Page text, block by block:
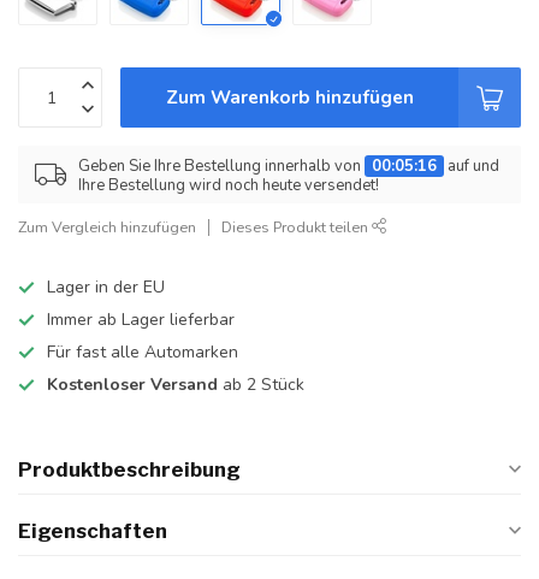
Zum Warenkorb hinzufügen
Geben Sie Ihre Bestellung innerhalb von 00:05:16 auf und
Ihre Bestellung wird noch heute versendet!
Zum Vergleich hinzufügen Dieses Produkt teilen
Lager in der EU
Immer ab Lager lieferbar
Für fast alle Automarken
Kostenloser Versand ab 2 Stück
Produktbeschreibung
Eigenschaften